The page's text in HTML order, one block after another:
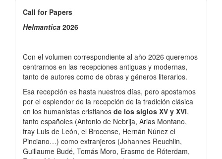
for
Papers
Call for Papers
Helmantica 2026
Con el volumen correspondiente al año 2026 queremos
centrarnos en las recepciones antiguas y modernas,
tanto de autores como de obras y géneros literarios.
Esa recepción es hasta nuestros días, pero apostamos
por el esplendor de la recepción de la tradición clásica
en los humanistas cristianos de los siglos XV y XVI,
tanto españoles (Antonio de Nebrija, Arias Montano,
fray Luis de León, el Brocense, Hernán Núnez el
Pinciano…) como extranjeros (Johannes Reuchlin,
Guillaume Budé, Tomás Moro, Erasmo de Róterdam,